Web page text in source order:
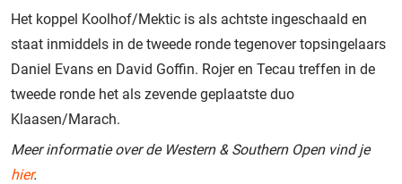
Het koppel Koolhof/Mektic is als achtste ingeschaald en
staat inmiddels in de tweede ronde tegenover topsingelaars
Daniel Evans en David Goffin. Rojer en Tecau treffen in de
tweede ronde het als zevende geplaatste duo
Klaasen/Marach.
Meer informatie over de Western & Southern Open vind je
hier.